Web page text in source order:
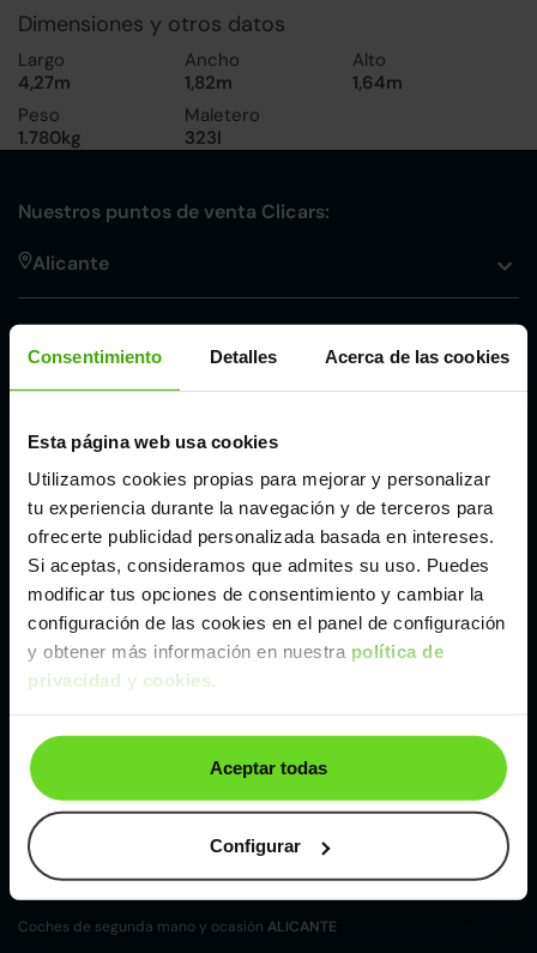
Consentimiento Detalles Acerca de las cookies
Esta página web usa cookies
Utilizamos cookies propias para mejorar y personalizar
tu experiencia durante la navegación y de terceros para
ofrecerte publicidad personalizada basada en intereses.
Si aceptas, consideramos que admites su uso. Puedes
modificar tus opciones de consentimiento y cambiar la
configuración de las cookies en el panel de configuración
y obtener más información en nuestra política de
privacidad y cookies.
Aceptar todas
Configurar
Dimensiones y otros datos
Largo
4,27m
Ancho
1,82m
Alto
1,64m
Peso
1.780kg
Maletero
323l
Nuestros puntos de venta Clicars:
Alicante
Málaga
Valencia
Zaragoza
Smart #1 de segunda mano y ocasión
Coches desegunda mano y ocasión por
localización
Coches de segunda mano y ocasiónALBACETE
Coches de segunda mano y ocasión ALICANTE